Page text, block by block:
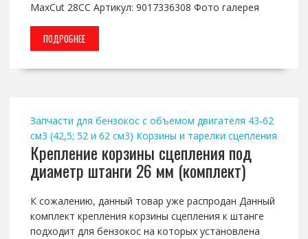
MaxCut 28СС Артикул: 9017336308 Фото галерея
ПОДРОБНЕЕ
Запчасти для бензокос с объемом двигателя 43-62
см3 (42,5; 52 и 62 см3) Корзины и тарелки сцепления
Крепление корзины сцепления под
диаметр штанги 26 мм (комплект)
К сожалению, данный товар уже распродан Данный
комплект крепления корзины сцепления к штанге
подходит для бензокос на которых установлена